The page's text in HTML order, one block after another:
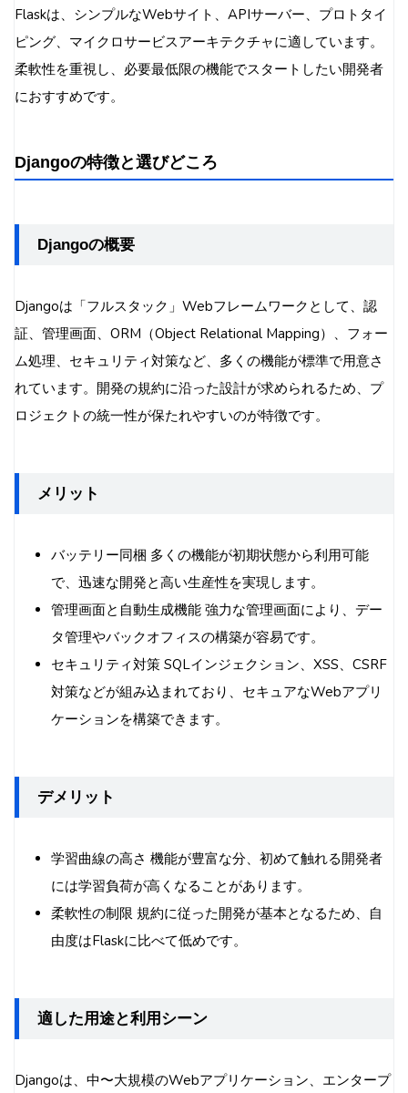
Flaskは、シンプルなWebサイト、APIサーバー、プロトタイ
ピング、マイクロサービスアーキテクチャに適しています。
柔軟性を重視し、必要最低限の機能でスタートしたい開発者
におすすめです。
Djangoの特徴と選びどころ
Djangoの概要
Djangoは「フルスタック」Webフレームワークとして、認
証、管理画面、ORM（Object Relational Mapping）、フォー
ム処理、セキュリティ対策など、多くの機能が標準で用意さ
れています。開発の規約に沿った設計が求められるため、プ
ロジェクトの統一性が保たれやすいのが特徴です。
メリット
バッテリー同梱 多くの機能が初期状態から利用可能
で、迅速な開発と高い生産性を実現します。
管理画面と自動生成機能 強力な管理画面により、デー
タ管理やバックオフィスの構築が容易です。
セキュリティ対策 SQLインジェクション、XSS、CSRF
対策などが組み込まれており、セキュアなWebアプリ
ケーションを構築できます。
デメリット
学習曲線の高さ 機能が豊富な分、初めて触れる開発者
には学習負荷が高くなることがあります。
柔軟性の制限 規約に従った開発が基本となるため、自
由度はFlaskに比べて低めです。
適した用途と利用シーン
Djangoは、中〜大規模のWebアプリケーション、エンタープ